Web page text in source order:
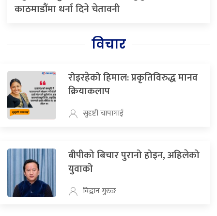
काठमाडौंमा धर्ना दिने चेतावनी
विचार
रोइरहेको हिमाल: प्रकृतिविरुद्ध मानव
क्रियाकलाप
सुदृष्टी चापागाई
बीपीको बिचार पुरानो होइन, अहिलेको
युवाको
विद्वान गुरुङ